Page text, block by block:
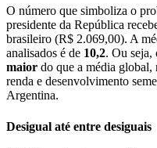
O número que simboliza o
presidente da República
brasileiro (R$ 2.069,00). A
analisados é de 10,2. Ou seja,
maior do que a média global,
renda e desenvolvimento
Argentina.
Desigual até entre desiguais